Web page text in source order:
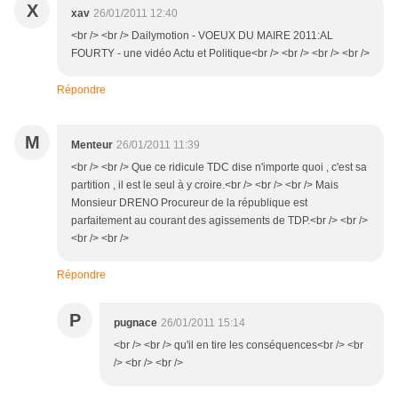
X xav 26/01/2011 12:40
<br /> <br /> Dailymotion - VOEUX DU MAIRE 2011:AL
FOURTY - une vidéo Actu et Politique<br /> <br /> <br /> <br />
Répondre
M Menteur 26/01/2011 11:39
<br /> <br /> Que ce ridicule TDC dise n'importe quoi , c'est sa
partition , il est le seul à y croire.<br /> <br /> <br /> Mais
Monsieur DRENO Procureur de la république est
parfaitement au courant des agissements de TDP.<br /> <br />
<br /> <br />
Répondre
P pugnace 26/01/2011 15:14
<br /> <br /> qu'il en tire les conséquences<br /> <br
/> <br /> <br />